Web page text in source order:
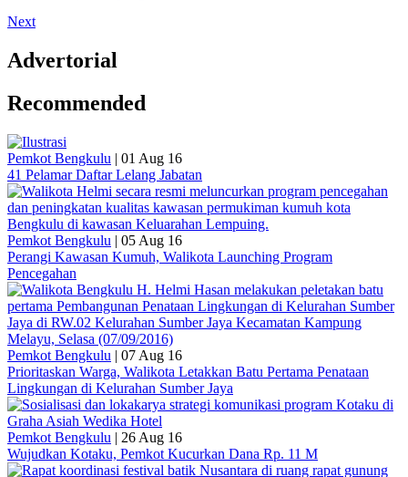
Next
Advertorial
Recommended
Pemkot Bengkulu | 01 Aug 16
41 Pelamar Daftar Lelang Jabatan
Pemkot Bengkulu | 05 Aug 16
Perangi Kawasan Kumuh, Walikota Launching Program
Pencegahan
Pemkot Bengkulu | 07 Aug 16
Prioritaskan Warga, Walikota Letakkan Batu Pertama Penataan
Lingkungan di Kelurahan Sumber Jaya
Pemkot Bengkulu | 26 Aug 16
Wujudkan Kotaku, Pemkot Kucurkan Dana Rp. 11 M